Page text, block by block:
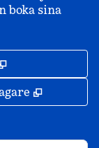
boka sina
,
,